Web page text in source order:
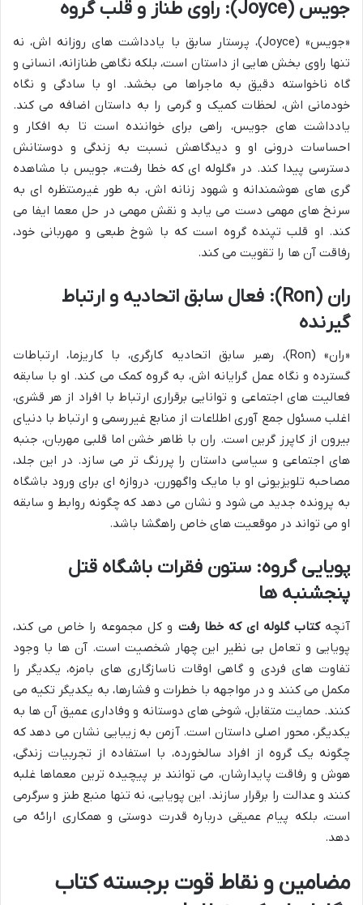
جویس (Joyce): راوی طناز و قلب گروه
«جویس» (Joyce)، پرستار سابق با یادداشت های روزانه اش، نه
تنها راوی بخش هایی از داستان است، بلکه نگاهی طنازانه، انسانی و
گاه ناخواسته دقیق به ماجراها می بخشد. او با سادگی و نگاه
خودمانی اش، لحظات کمیک و گرمی را به داستان اضافه می کند.
یادداشت های جویس، راهی برای خواننده است تا به افکار و
احساسات درونی او و دیدگاهش نسبت به زندگی و دوستانش
دسترسی پیدا کند. در «گلوله ای که خطا رفت»، جویس با مشاهده
گری های هوشمندانه و شهود زنانه اش، به طور غیرمنتظره ای به
سرنخ های مهمی دست می یابد و نقش مهمی در حل معما ایفا می
کند. او قلب تپنده گروه است که با شوخ طبعی و مهربانی خود،
رفاقت آن ها را تقویت می کند.
ران (Ron): فعال سابق اتحادیه و ارتباط
گیرنده
«ران» (Ron)، رهبر سابق اتحادیه کارگری، با کاریزما، ارتباطات
گسترده و نگاه عمل گرایانه اش، به گروه کمک می کند. او با سابقه
فعالیت های اجتماعی و توانایی برقراری ارتباط با افراد از هر قشری،
اغلب مسئول جمع آوری اطلاعات از منابع غیررسمی و ارتباط با دنیای
بیرون از کاپرز گرین است. ران با ظاهر خشن اما قلبی مهربان، جنبه
های اجتماعی و سیاسی داستان را پررنگ تر می سازد. در این جلد،
مصاحبه تلویزیونی او با مایک واگهورن، دروازه ای برای ورود باشگاه
به پرونده جدید می شود و نشان می دهد که چگونه روابط و سابقه
او می تواند در موقعیت های خاص راهگشا باشد.
پویایی گروه: ستون فقرات باشگاه قتل
پنجشنبه ها
آنچهکتاب گلوله ای که خطا رفت و کل مجموعه را خاص می کند،
پویایی و تعامل بی نظیر این چهار شخصیت است. آن ها با وجود
تفاوت های فردی و گاهی اوقات ناسازگاری های بامزه، یکدیگر را
مکمل می کنند و در مواجهه با خطرات و فشارها، به یکدیگر تکیه می
کنند. حمایت متقابل، شوخی های دوستانه و وفاداری عمیق آن ها به
یکدیگر، محور اصلی داستان است. آزمن به زیبایی نشان می دهد که
چگونه یک گروه از افراد سالخورده، با استفاده از تجربیات زندگی،
هوش و رفاقت پایدارشان، می توانند بر پیچیده ترین معماها غلبه
کنند و عدالت را برقرار سازند. این پویایی، نه تنها منبع طنز و سرگرمی
است، بلکه پیام عمیقی درباره قدرت دوستی و همکاری ارائه می
دهد.
مضامین و نقاط قوت برجسته کتاب